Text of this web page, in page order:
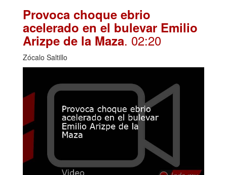
Provoca choque ebrio
acelerado en el bulevar Emilio
Arizpe de la Maza. 02:20
Zócalo Saltillo